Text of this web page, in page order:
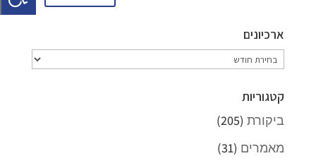
ארכיונים
ארכיונים
קטגוריות
ביקורת(205)
מאמרים (31)